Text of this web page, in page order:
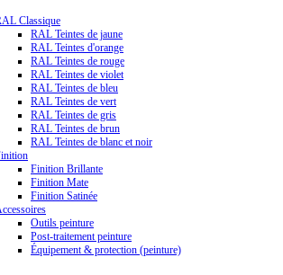
Classique
RAL Teintes de jaune
RAL Teintes d'orange
RAL Teintes de rouge
RAL Teintes de violet
RAL Teintes de bleu
RAL Teintes de vert
RAL Teintes de gris
RAL Teintes de brun
RAL Teintes de blanc et noir
Finition Brillante
Finition Mate
Finition Satinée
Outils peinture
Post-traitement peinture
Équipement & protection (peinture)